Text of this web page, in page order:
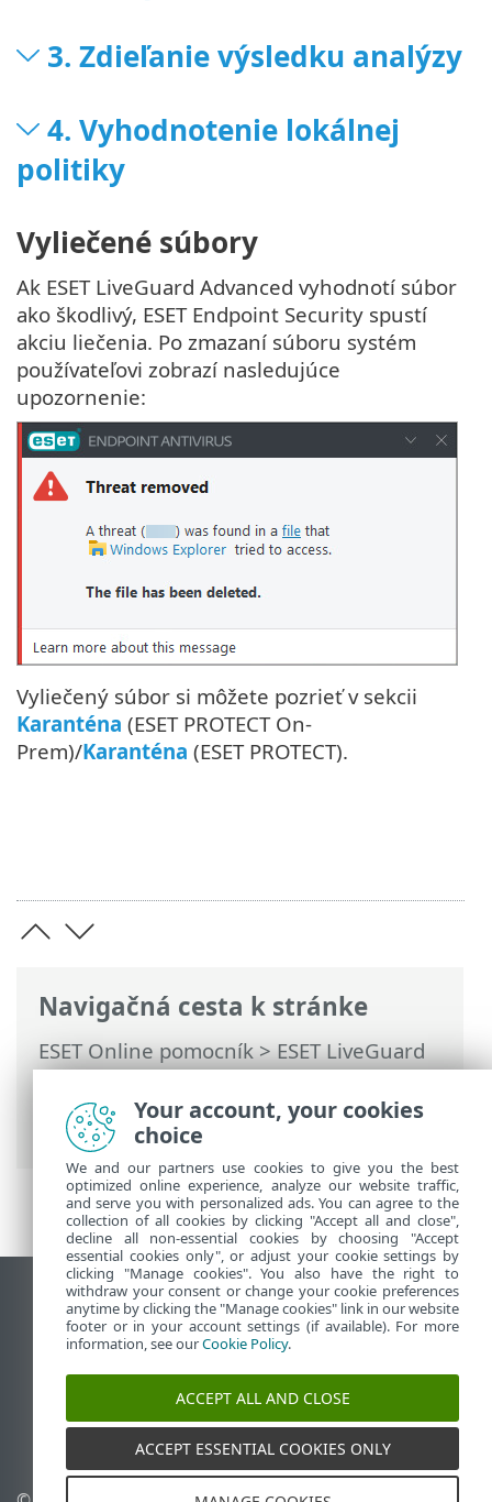
Navigačná cesta k stránke
ESET Online pomocník>ESET LiveGuard
Advanced>Používanie ESET LiveGuard
Advanced > ESET Endpoint Security a ESET
Server Security
3. Zdieľanie výsledku analýzy
4. Vyhodnotenie lokálnej
politiky
Vyliečené súbory
Ak ESET LiveGuard Advanced vyhodnotí súbor
ako škodlivý, ESET Endpoint Security spustí
akciu liečenia. Po zmazaní súboru systém
používateľovi zobrazí nasledujúce
upozornenie:
Vyliečený súbor si môžete pozrieť v sekcii
Karanténa (ESET PROTECT On-
Prem)/Karanténa (ESET PROTECT).
Zobraziť stránku ako na počítači
End of Life
Databáza znalostí ESET
ESET Fórum
ESET Status Portal
Technická podpora
Your account, your cookies
choice
We and our partners use cookies to give you the best
optimized online experience, analyze our website traffic,
and serve you with personalized ads. You can agree to the
collection of all cookies by clicking "Accept all and close",
decline all non-essential cookies by choosing "Accept
essential cookies only", or adjust your cookie settings by
clicking "Manage cookies". You also have the right to
withdraw your consent or change your cookie preferences
anytime by clicking the "Manage cookies" link in our website
footer or in your account settings (if available). For more
information, see ourCookie Policy.
ACCEPT ALL AND CLOSE
ACCEPT ESSENTIAL COOKIES ONLY